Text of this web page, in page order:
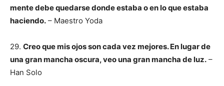
mente debe quedarse donde estaba o en lo que estaba
haciendo. – Maestro Yoda
29. Creo que mis ojos son cada vez mejores. En lugar de
una gran mancha oscura, veo una gran mancha de luz. –
Han Solo